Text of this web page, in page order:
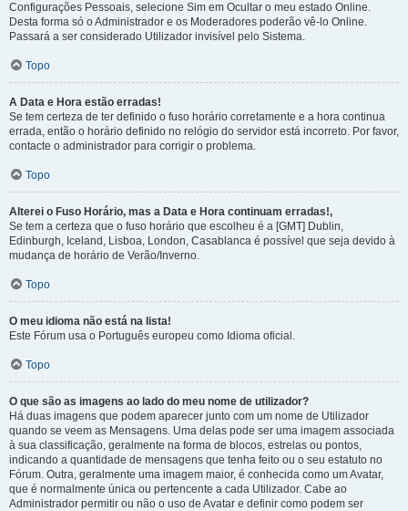
Configurações Pessoais, selecione Sim em Ocultar o meu estado Online.
Desta forma só o Administrador e os Moderadores poderão vê-lo Online.
Passará a ser considerado Utilizador invisível pelo Sistema.
Topo
A Data e Hora estão erradas!
Se tem certeza de ter definido o fuso horário corretamente e a hora continua
errada, então o horário definido no relógio do servidor está incorreto. Por favor,
contacte o administrador para corrigir o problema.
Topo
Alterei o Fuso Horário, mas a Data e Hora continuam erradas!,
Se tem a certeza que o fuso horário que escolheu é a [GMT] Dublin,
Edinburgh, Iceland, Lisboa, London, Casablanca é possível que seja devido à
mudança de horário de Verão/Inverno.
Topo
O meu idioma não está na lista!
Este Fórum usa o Português europeu como Idioma oficial.
Topo
O que são as imagens ao lado do meu nome de utilizador?
Há duas imagens que podem aparecer junto com um nome de Utilizador
quando se veem as Mensagens. Uma delas pode ser uma imagem associada
à sua classificação, geralmente na forma de blocos, estrelas ou pontos,
indicando a quantidade de mensagens que tenha feito ou o seu estatuto no
Fórum. Outra, geralmente uma imagem maior, é conhecida como um Avatar,
que é normalmente única ou pertencente a cada Utilizador. Cabe ao
Administrador permitir ou não o uso de Avatar e definir como podem ser